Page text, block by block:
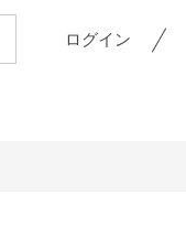
ログイン